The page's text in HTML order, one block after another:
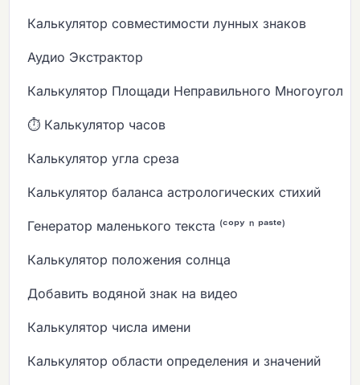
Калькулятор совместимости лунных знаков
Аудио Экстрактор
Калькулятор Площади Неправильного
⏱️ Калькулятор часов
Калькулятор угла среза
Калькулятор баланса астрологических стихий
Генератор маленького текста ⁽ᶜᵒᵖʸ ⁿ ᵖᵃˢᵗᵉ⁾
Калькулятор положения солнца
Добавить водяной знак на видео
Калькулятор числа имени
Калькулятор области определения и значений